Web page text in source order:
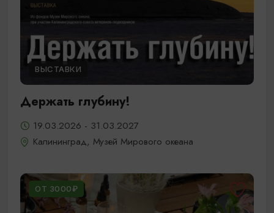
ВЫСТАВКИ
Держать глубину!
19.03.2026 - 31.03.2027
Калининград, Музей Мирового океана
ОТ 3000₽